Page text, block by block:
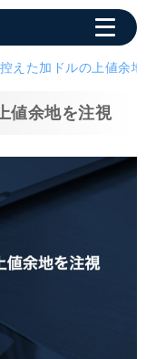
えた加ドルの上値余
値余地を注視